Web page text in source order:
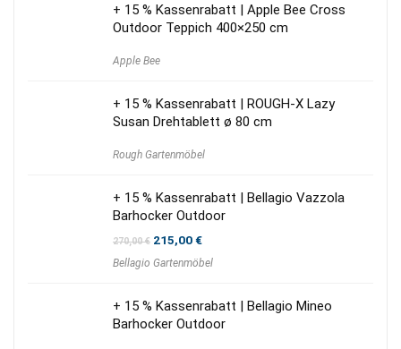
+ 15 % Kassenrabatt | Apple Bee Cross
Outdoor Teppich 400×250 cm
Apple Bee
+ 15 % Kassenrabatt | ROUGH-X Lazy
Susan Drehtablett ø 80 cm
Rough Gartenmöbel
+ 15 % Kassenrabatt | Bellagio Vazzola
Barhocker Outdoor
270,00€ Ursprünglicher
war:
215,00€Aktueller
ist:
Bellagio Gartenmöbel
+ 15 % Kassenrabatt | Bellagio Mineo
Barhocker Outdoor